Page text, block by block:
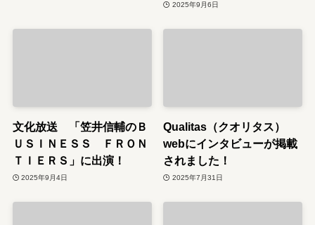
2025年9月6日
文化放送 「笠井信輔のＢ
ＵＳＩＮＥＳＳ ＦＲＯＮ
ＴＩＥＲＳ」に出演！
2025年9月4日
Qualitas（クオリタス）
webにインタビューが掲載
されました！
2025年7月31日